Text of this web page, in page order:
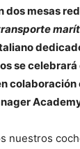
dos mesas
se celebrará
nuestros